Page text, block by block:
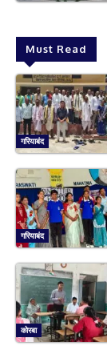
Must Read
गरियाबंद
गरियाबंद
कोरबा